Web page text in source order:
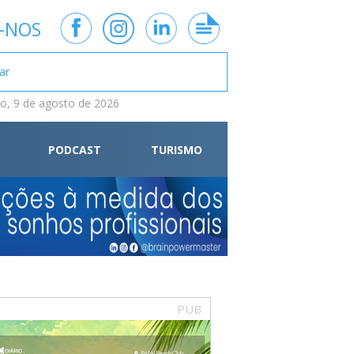
9 de agosto de 2026
PODCAST TURISMO
PUB